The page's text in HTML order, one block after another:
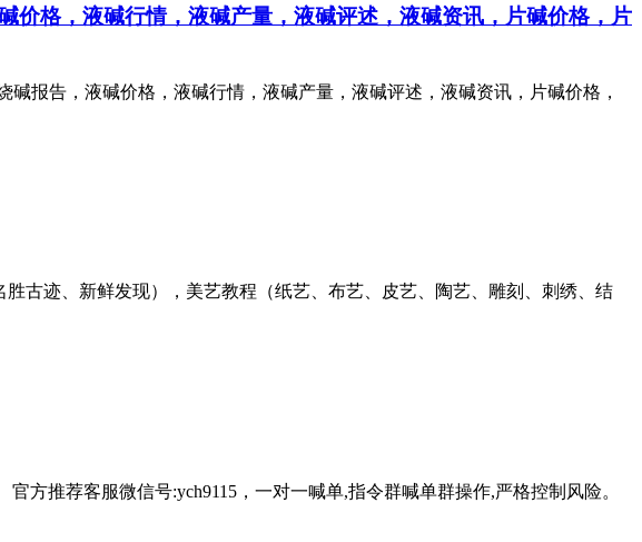
价格，液碱行情，液碱产量，液碱评述，液碱资讯，片碱价格，片
碱报告，液碱价格，液碱行情，液碱产量，液碱评述，液碱资讯，片碱价格，
古迹、新鲜发现），美艺教程（纸艺、布艺、皮艺、陶艺、雕刻、刺绣、结
方推荐客服微信号:ych9115，一对一喊单,指令群喊单群操作,严格控制风险。